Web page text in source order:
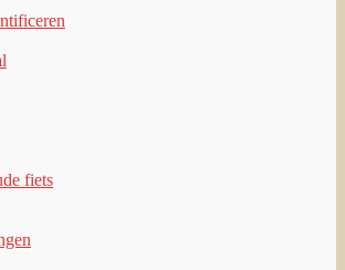
fiets